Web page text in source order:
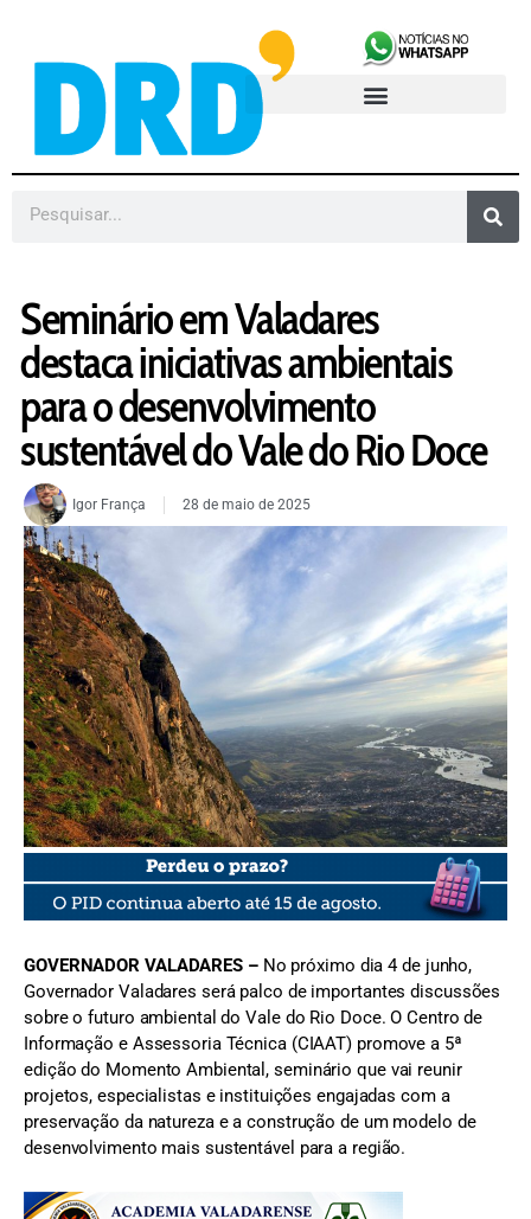
Seminário em Valadares
destaca iniciativas ambientais
para o desenvolvimento
sustentável do Vale do Rio Doce
Igor França 28 de maio de 2025
FOTO: Antônio Cota | Arquivo/DRD
GOVERNADOR VALADARES – No próximo dia 4 de junho,
Governador Valadares será palco de importantes discussões
sobre o futuro ambiental do Vale do Rio Doce. O Centro de
Informação e Assessoria Técnica (CIAAT) promove a 5ª
edição do Momento Ambiental, seminário que vai reunir
projetos, especialistas e instituições engajadas com a
preservação da natureza e a construção de um modelo de
desenvolvimento mais sustentável para a região.